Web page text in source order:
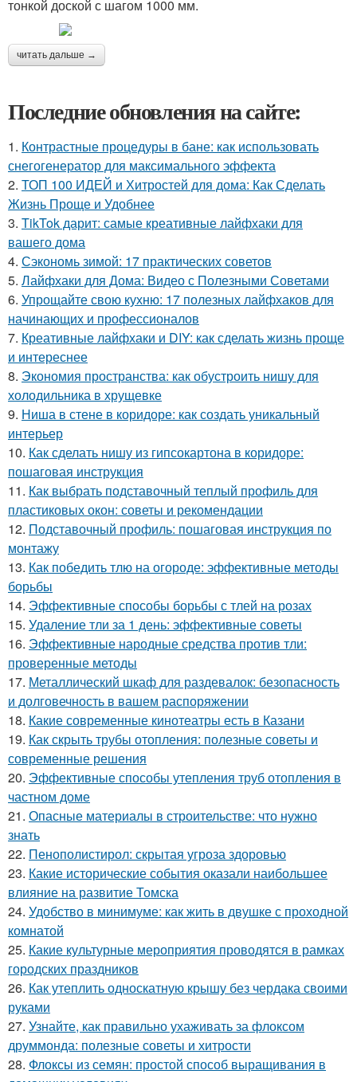
тонкой доской с шагом 1000 мм.
читать дальше →
Последние обновления на сайте:
1. Контрастные процедуры в бане: как использовать
снегогенератор для максимального эффекта
2. ТОП 100 ИДЕЙ и Хитростей для дома: Как Сделать
Жизнь Проще и Удобнее
3. TikTok дарит: самые креативные лайфхаки для
вашего дома
4. Сэкономь зимой: 17 практических советов
5. Лайфхаки для Дома: Видео с Полезными Советами
6. Упрощайте свою кухню: 17 полезных лайфхаков для
начинающих и профессионалов
7. Креативные лайфхаки и DIY: как сделать жизнь проще
и интереснее
8. Экономия пространства: как обустроить нишу для
холодильника в хрущевке
9. Ниша в стене в коридоре: как создать уникальный
интерьер
10. Как сделать нишу из гипсокартона в коридоре:
пошаговая инструкция
11. Как выбрать подставочный теплый профиль для
пластиковых окон: советы и рекомендации
12. Подставочный профиль: пошаговая инструкция по
монтажу
13. Как победить тлю на огороде: эффективные методы
борьбы
14. Эффективные способы борьбы с тлей на розах
15. Удаление тли за 1 день: эффективные советы
16. Эффективные народные средства против тли:
проверенные методы
17. Металлический шкаф для раздевалок: безопасность
и долговечность в вашем распоряжении
18. Какие современные кинотеатры есть в Казани
19. Как скрыть трубы отопления: полезные советы и
современные решения
20. Эффективные способы утепления труб отопления в
частном доме
21. Опасные материалы в строительстве: что нужно
знать
22. Пенополистирол: скрытая угроза здоровью
23. Какие исторические события оказали наибольшее
влияние на развитие Томска
24. Удобство в минимуме: как жить в двушке с проходной
комнатой
25. Какие культурные мероприятия проводятся в рамках
городских праздников
26. Как утеплить односкатную крышу без чердака своими
руками
27. Узнайте, как правильно ухаживать за флоксом
друммонда: полезные советы и хитрости
28. Флоксы из семян: простой способ выращивания в